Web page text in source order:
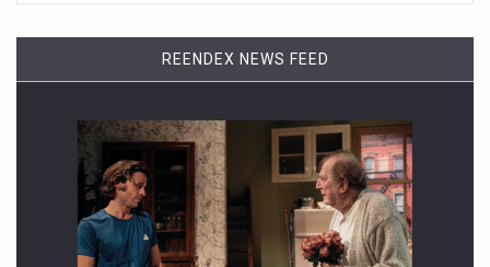
REENDEX NEWS FEED